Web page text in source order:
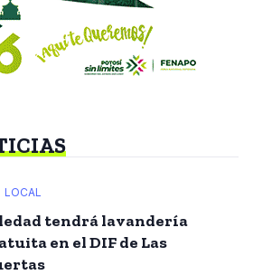
LOCAL
tendrá lavandería
en el DIF de Las